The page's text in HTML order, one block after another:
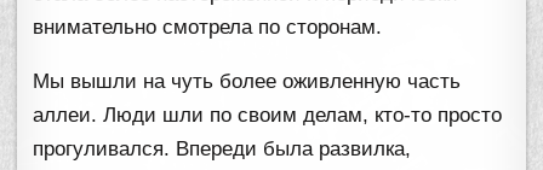
внимательно смотрела по сторонам.
Мы вышли на чуть более оживленную часть
аллеи. Люди шли по своим делам, кто-то просто
прогуливался. Впереди была развилка,